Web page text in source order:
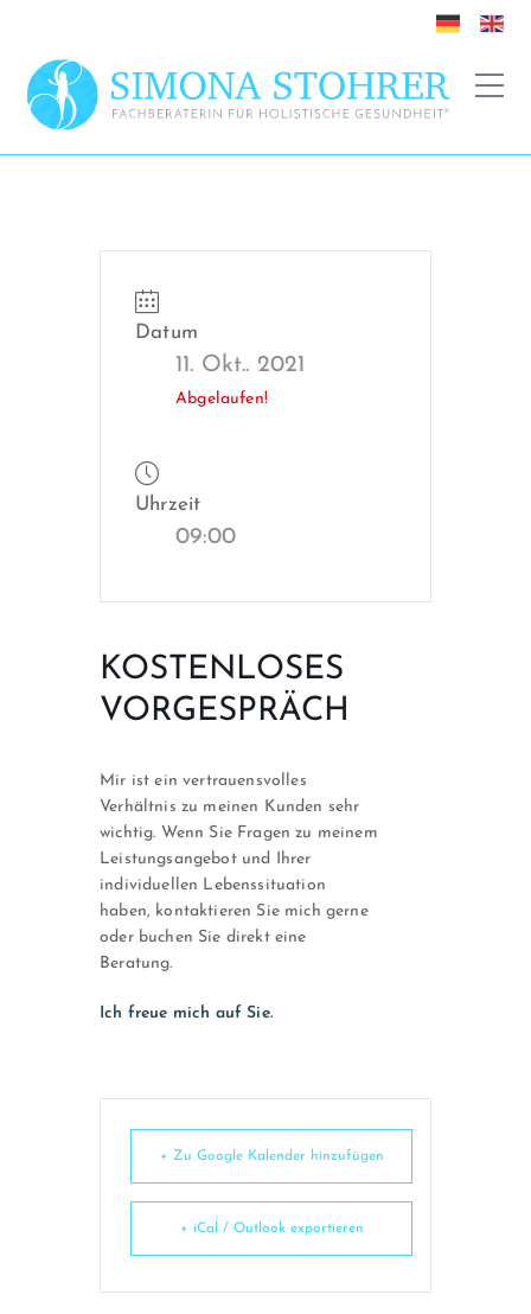
Datum
11. Okt.. 2021
Abgelaufen!
Uhrzeit
09:00
KOSTENLOSES
VORGESPRÄCH
Mir ist ein vertrauensvolles
Verhältnis zu meinen Kunden sehr
wichtig. Wenn Sie Fragen zu meinem
Leistungsangebot und Ihrer
individuellen Lebenssituation
haben, kontaktieren Sie mich gerne
oder buchen Sie direkt eine
Beratung.
Ich freue mich auf Sie.
+ Zu Google Kalender hinzufügen
+ iCal / Outlook exportieren